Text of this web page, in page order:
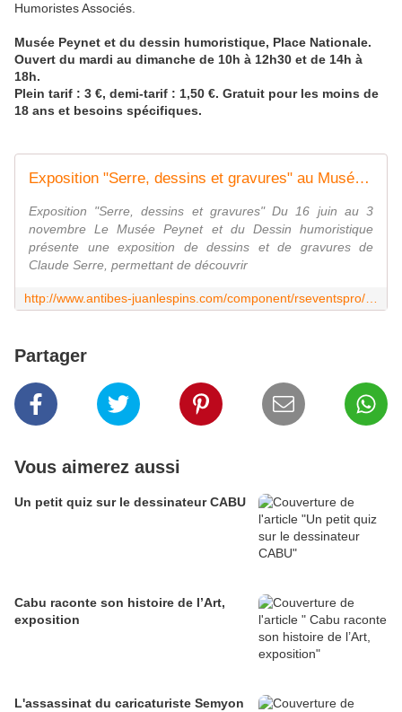
Humoristes Associés.
Musée Peynet et du dessin humoristique, Place Nationale.
Ouvert du mardi au dimanche de 10h à 12h30 et de 14h à
18h.
Plein tarif : 3 €, demi-tarif : 1,50 €. Gratuit pour les moins de
18 ans et besoins spécifiques.
Exposition "Serre, dessins et gravures" au Musée Peynet
Exposition "Serre, dessins et gravures" Du 16 juin au 3
novembre Le Musée Peynet et du Dessin humoristique
présente une exposition de dessins et de gravures de
Claude Serre, permettant de découvrir
http://www.antibes-juanlespins.com/component/rseventspro/evenement/1183-exposition-serre-dessins-et-gravures-au-musee-peynet
Partager
Vous aimerez aussi
Un petit quiz sur le dessinateur CABU
Cabu raconte son histoire de l’Art,
exposition
L'assassinat du caricaturiste Semyon